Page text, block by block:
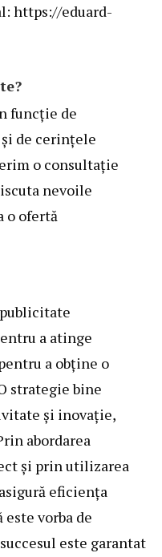
https://eduard-
funcție de
de cerințele
o consultație
nevoile
o ofertă
a atinge
a obține o
strategie bine
și inovație,
abordarea
și prin utilizarea
eficiența
vorba de
este garantat